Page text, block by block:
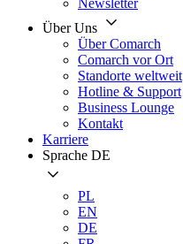
Newsletter
Über Uns
Über Comarch
Comarch vor Ort
Standorte weltweit
Hotline & Support
Business Lounge
Kontakt
Karriere
Sprache DE
PL
EN
DE